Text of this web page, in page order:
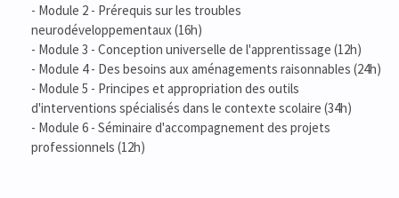
- Module 2 - Prérequis sur les troubles
neurodéveloppementaux (16h)
- Module 3 - Conception universelle de l'apprentissage (12h)
- Module 4 - Des besoins aux aménagements raisonnables (24h)
- Module 5 - Principes et appropriation des outils
d'interventions spécialisés dans le contexte scolaire (34h)
- Module 6 - Séminaire d'accompagnement des projets
professionnels (12h)